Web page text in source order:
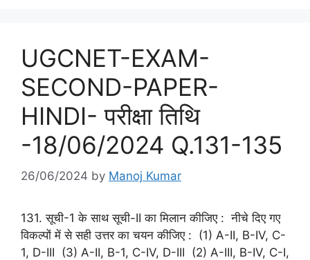
UGCNET-EXAM-
SECOND-PAPER-
HINDI- परीक्षा तिथि
-18/06/2024 Q.131-135
26/06/2024 by Manoj Kumar
131. सूची-1 के साथ सूची-II का मिलान कीजिए : नीचे दिए गए
विकल्पों में से सही उत्तर का चयन कीजिए : (1) A-II, B-IV, C-
1, D-III (3) A-II, В-1, C-IV, D-III (2) A-III, B-IV, C-I,